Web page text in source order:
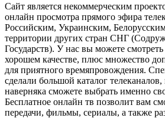
Сайт является некоммерческим
онлайн просмотра прямого эфира
Российским, Украинским,
территории других стран СНГ
Государств). У нас вы можете
хорошем качестве, плюс множество
для приятного времяпровождения.
сделали большой каталог
наверняка сможете выбрать именно
Бесплатное онлайн тв позволит вам
передачи, фильмы, сериалы, а также